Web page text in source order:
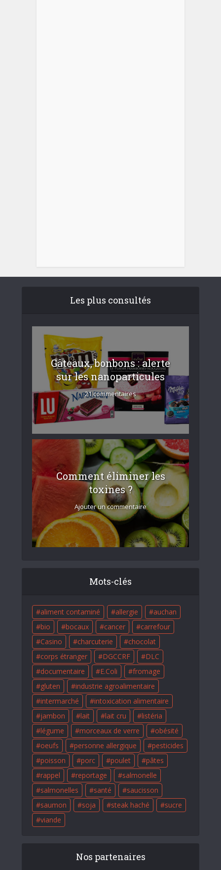
Les plus consultés
Gâteaux, bonbons : alerte
sur les nanoparticules
21 commentaires
Comment éliminer les
toxines ?
Ajouter un commentaire
Mots-clés
aliment contaminé allergie
auchan
bio
bocaux cancer
carrefour
Casino
charcuterie
chocolat
corps étranger
DGCCRF
DLC
documentaire
E.Coli
fromage
gluten
industrie agroalimentaire
intermarché
intoxication alimentaire
jambon
lait lait cru
listéria
légume
morceaux de verre
obésité
oeufs
personne allergique
pesticides
poisson
porc poulet
pâtes
rappel
reportage
salmonelle
salmonelles
santé
saucisson
saumon
soja steak haché
sucre
viande
Nos partenaires